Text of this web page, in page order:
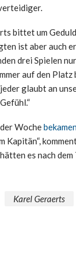
bittet um
ist aber auch
drei Spielen
auf den Platz
jeder glaubt an
Woche
Kapitän“,
es nach
Karel Geraerts